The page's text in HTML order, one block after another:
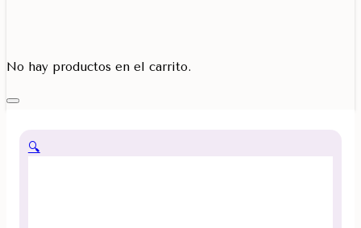
No hay productos en el carrito.
🔍